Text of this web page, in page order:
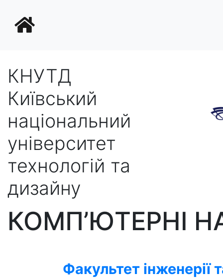
КНУТД
Київський
національний
університет
технологій та
дизайну
КОМП’ЮТЕРНІ
Факультет інженерії